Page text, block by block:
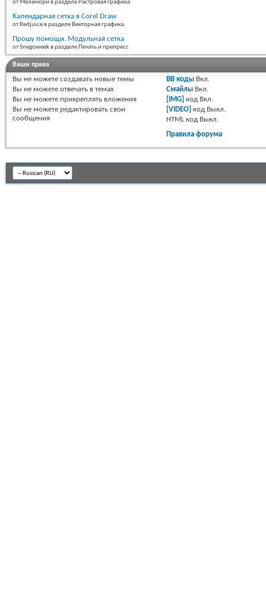
от Меламори в разделе Растровая графика
Календарная сетка в Corel Draw
от Redjuice в разделе Векторная графика
Прошу помощи. Модульная сетка
от Snegoweek в разделе Печать и препресс
Ваши права
Вы не можете создавать новые темы
Вы не можете отвечать в темах
Вы не можете прикреплять вложения
Вы не можете редактировать свои
сообщения
BB коды Вкл.
Смайлы Вкл.
[IMG] код Вкл.
[VIDEO] код Выкл.
HTML код Выкл.
Правила форума